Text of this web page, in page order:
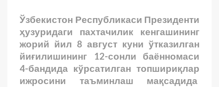
Ўзбекистон Республикаси Президенти
ҳузуридаги пахтачилик кенгашининг
жорий йил 8 август куни ўтказилган
йиғилишининг 12-сонли баённомаси
4-бандида кўрсатилган топшириқлар
ижросини таъминлаш мақсадида